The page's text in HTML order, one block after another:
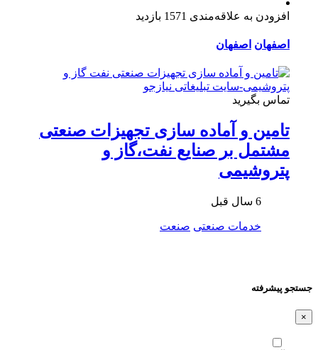
افزودن به علاقه‌مندی 1571 بازدید
اصفهان اصفهان
تماس بگیرید
تامین و آماده سازی تجهیزات صنعتی
مشتمل بر صنایع نفت،گاز و
پتروشیمی
6 سال قبل
خدمات صنعتی صنعت
جستجو پیشرفته
×